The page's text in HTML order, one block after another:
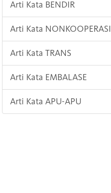
Arti Kata BENDIR
Arti Kata NONKOOPERASI
Arti Kata TRANS
Arti Kata EMBALASE
Arti Kata APU-APU